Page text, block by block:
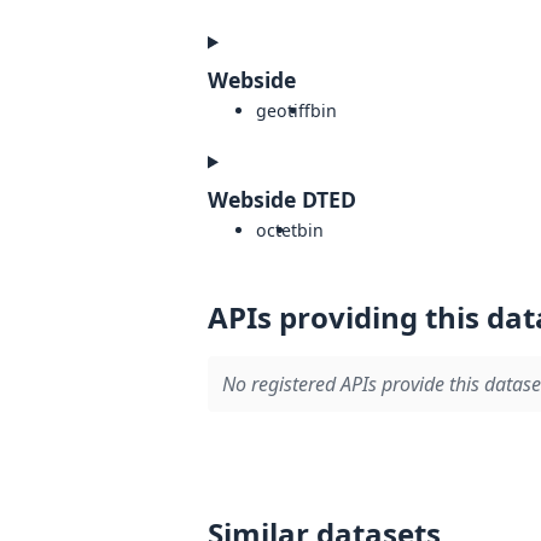
Webside
geotiffbin
Webside DTED
octetbin
APIs providing this
No registered APIs provide this
Similar datasets